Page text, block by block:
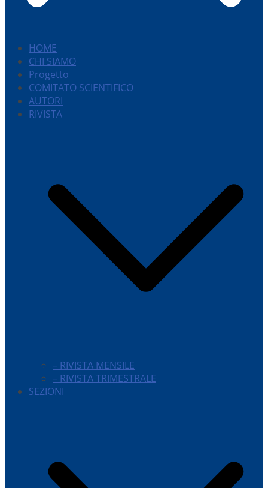
HOME
CHI SIAMO
Progetto
COMITATO SCIENTIFICO
AUTORI
RIVISTA
– RIVISTA MENSILE
– RIVISTA TRIMESTRALE
SEZIONI